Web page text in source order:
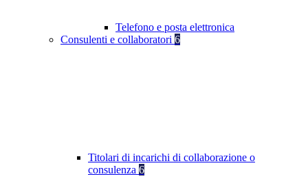
Telefono e posta elettronica
Consulenti e collaboratori 6
Titolari di incarichi di collaborazione o
consulenza 6